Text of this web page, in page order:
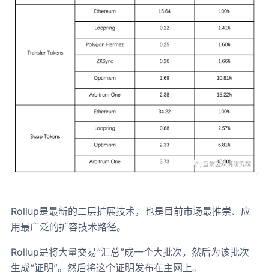
Rollup是最新的二层扩展技术，也是目前市场最推崇、应
用最广泛的扩容技术路径。
Rollup是将大量交易“汇总”成一个大批次，然后为该批次
生成“证明”。然后将这个证明发布在主网上。